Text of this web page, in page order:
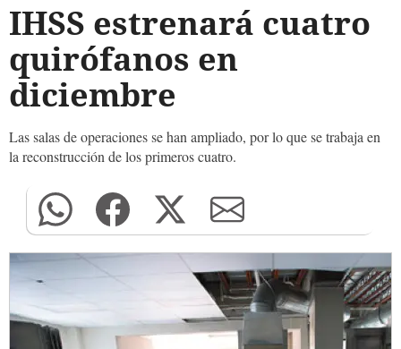
IHSS estrenará cuatro
quirófanos en
diciembre
Las salas de operaciones se han ampliado, por lo que se trabaja en
la reconstrucción de los primeros cuatro.